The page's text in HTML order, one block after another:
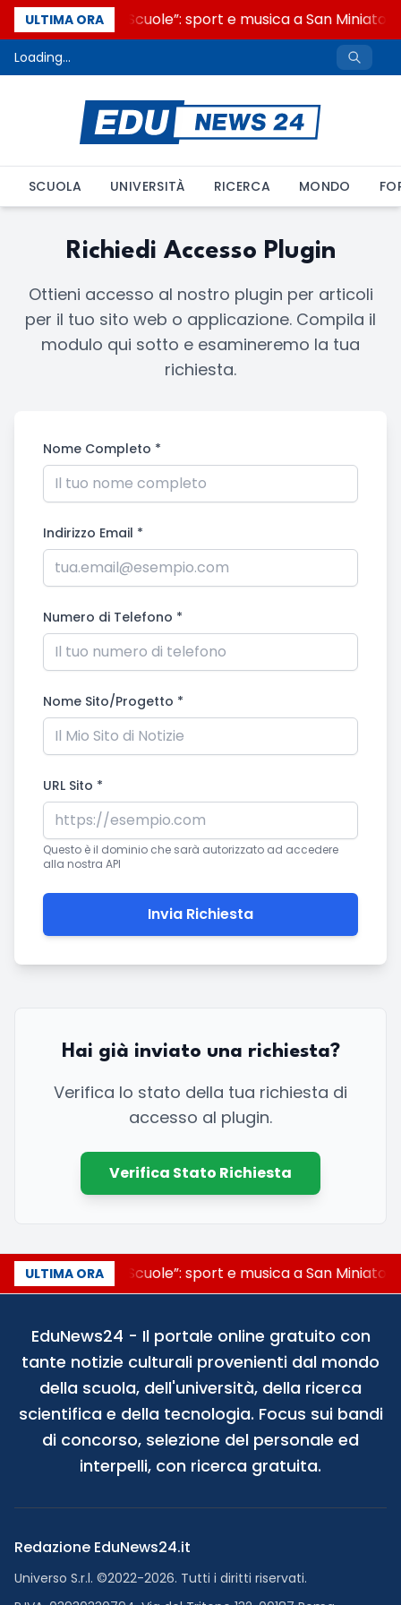
ULTIMA ORA
“Noi siamo le Scuole”: sport e musica a San
Loading...
SCUOLA UNIVERSITÀ RICERCA MONDO
Richiedi Accesso Plugin
Ottieni accesso al nostro plugin per articoli
per il tuo sito web o applicazione. Compila il
modulo qui sotto e esamineremo la tua
richiesta.
Nome Completo *
Indirizzo Email *
Numero di Telefono *
Nome Sito/Progetto *
URL Sito *
Questo è il dominio che sarà autorizzato ad accedere
alla nostra API
Invia Richiesta
Hai già inviato una richiesta?
Verifica lo stato della tua richiesta di
accesso al plugin.
Verifica Stato Richiesta
ULTIMA ORA
“Noi siamo le Scuole”: sport e musica a San
EduNews24 - Il portale online gratuito con
tante notizie culturali provenienti dal mondo
della scuola, dell'università, della ricerca
scientifica e della tecnologia. Focus sui bandi
di concorso, selezione del personale ed
interpelli, con ricerca gratuita.
Redazione EduNews24.it
Universo S.r.l. ©2022-2026. Tutti i diritti riservati.